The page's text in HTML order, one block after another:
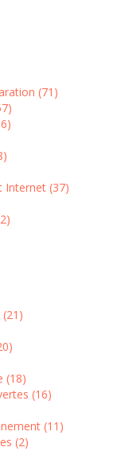
(71)
Internet (37)
(18)
(16)
(11)
(2)